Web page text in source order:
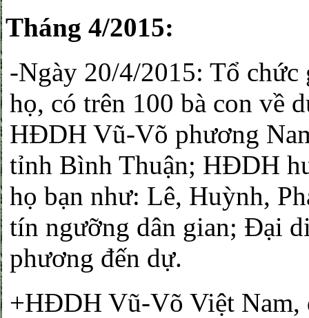
Tháng 4/2015:
-Ngày 20/4/2015: Tổ
họ, có trên 100 bà con về
HĐDH Vũ-Võ phương
tỉnh Bình Thuận; HĐDH
họ bạn như: Lê, Huỳnh,
tín ngưỡng dân gian; Đại
phương đến dự.
+HĐDH Vũ-Võ Việt Nam,